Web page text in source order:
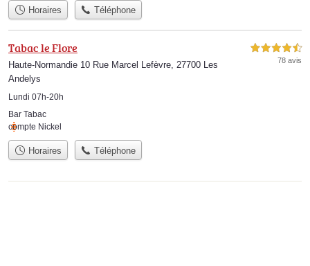
Horaires Téléphone
Tabac le Flore
Haute-Normandie 10 Rue Marcel Lefèvre, 27700 Les
Andelys
Lundi 07h-20h
4,5 étoiles sur 5
78 avis
Bar Tabac
compte Nickel
Horaires Téléphone